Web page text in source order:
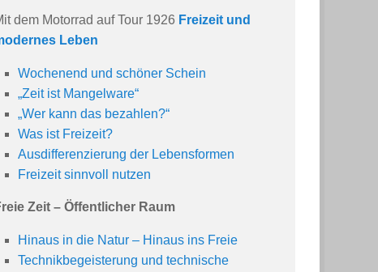
dem Motorrad auf Tour 1926 Freizeit und
Leben
Wochenend und schöner Schein
„Zeit ist Mangelware“
„Wer kann das bezahlen?“
Was ist Freizeit?
Ausdifferenzierung der Lebensformen
Freizeit sinnvoll nutzen
Zeit – Öffentlicher Raum
Hinaus in die Natur – Hinaus ins Freie
Technikbegeisterung und technische